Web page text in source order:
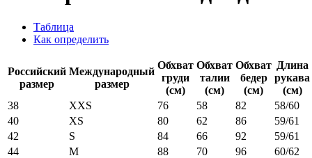
Таблица
Как определить
Российский
размер
Международный
размер
Обхват
груди
(см)
Обхват
талии
(см)
Обхват
бедер
(см)
Длина
рукава
(см)
38
XXS 76 58 82
58/60
40
XS 80 62 86
59/61
42
S 84 66 92
59/61
44
M 88 70 96
60/62